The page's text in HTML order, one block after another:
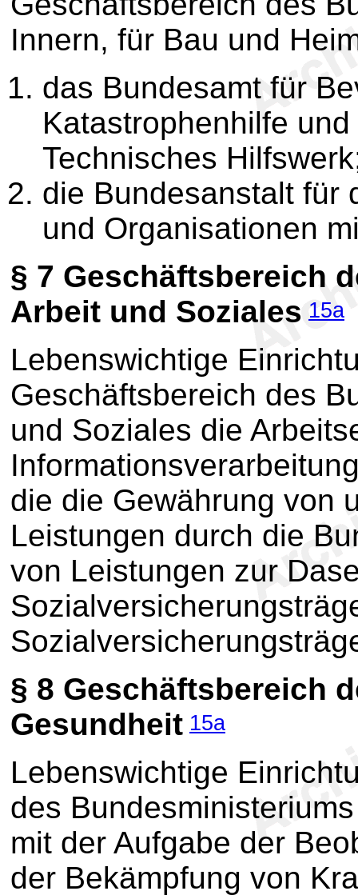
Innern, für Bau und
das Bundesamt für
Katastrophenhilfe
Technisches
die Bundesanstalt für
und Organisationen
§ 7 Geschäftsbereich
Arbeit und Soziales 15a
Lebenswichtige
Geschäftsbereich des
und Soziales die
die die Gewährung von
Leistungen durch die
von Leistungen zur
§ 8 Geschäftsbereich
Gesundheit 15a
Lebenswichtige
des
mit der Aufgabe der
der Bekämpfung von